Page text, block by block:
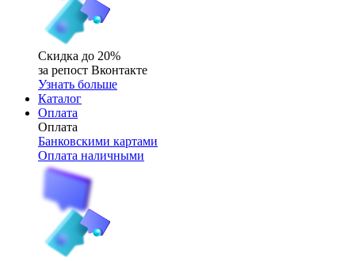
Скидка до 20%
за репост Вконтакте
Узнать больше
Каталог
Оплата
Оплата
Банковскими картами
Оплата наличными